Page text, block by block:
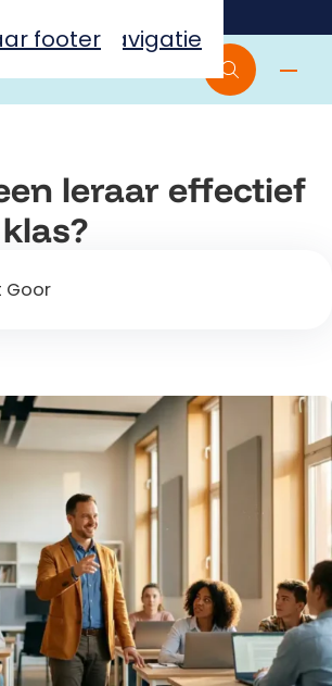
hoofdnavigatie
footer
leraar effectief
Goor